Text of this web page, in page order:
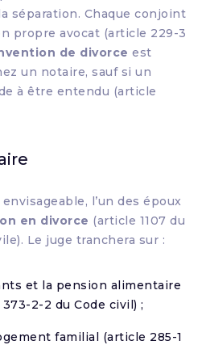
séparation. Chaque conjoint
propre avocat (article 229-3
de divorce est
un notaire, sauf si un
à être entendu (article
l’un des époux
en divorce (article 1107 du
Le juge tranchera sur :
et la pension alimentaire
2-2 du Code civil) ;
familial (article 285-1